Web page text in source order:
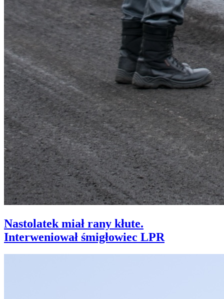
Nastolatek miał rany kłute.
Interweniował śmigłowiec LPR